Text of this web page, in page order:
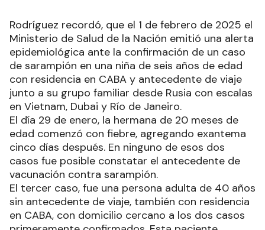
Rodríguez recordó, que el 1 de febrero de 2025 el
Ministerio de Salud de la Nación emitió una alerta
epidemiológica ante la confirmación de un caso
de sarampión en una niña de seis años de edad
con residencia en CABA y antecedente de viaje
junto a su grupo familiar desde Rusia con escalas
en Vietnam, Dubai y Río de Janeiro.
El día 29 de enero, la hermana de 20 meses de
edad comenzó con fiebre, agregando exantema
cinco días después. En ninguno de esos dos
casos fue posible constatar el antecedente de
vacunación contra sarampión.
El tercer caso, fue una persona adulta de 40 años
sin antecedente de viaje, también con residencia
en CABA, con domicilio cercano a los dos casos